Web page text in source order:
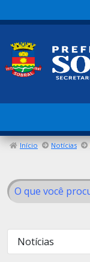
Início Notícias
Notícias